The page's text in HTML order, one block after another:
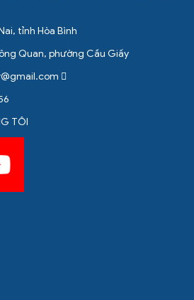
tỉnh Hòa Bình
Quan, phường Cầu Giấy
TÔI